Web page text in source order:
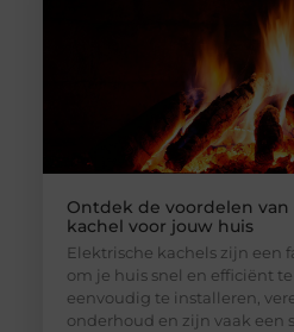
Ontdek de voordelen
kachel voor jouw huis
Elektrische kachels zijn een
om je huis snel en efficiënt
eenvoudig te installeren,
onderhoud en zijn vaak een